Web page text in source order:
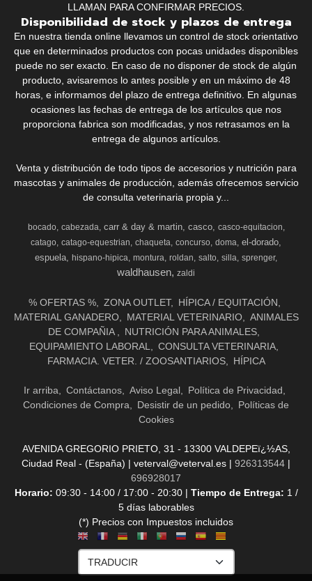
LLAMAN PARA CONFIRMAR PRECIOS.
Disponibilidad de stock y plazos de entrega
En nuestra tienda online llevamos un control de stock orientativo
que en determinados productos con pocas unidades disponibles
puede no ser exacto. En caso de no disponer de stock de algún
producto, avisaremos lo antes posible y en un máximo de 48
horas, e informamos del plazo de entrega definitivo. En algunas
ocasiones las fechas de entrega de los artículos que nos
proporciona fabrica son modificadas, y nos retrasamos en la
entrega de algunos artículos.
Venta y distribución de todo tipos de accesorios y nutrición para
mascotas y animales de producción, además ofrecemos servicio
de consulta veterinaria propia y...
bocado cabezada carr & day & martin casco
casco-equitacion
catago catago-equestrian chaqueta concurso doma el-dorado
espuela hispano-hipica montura roldan salto silla sprenger
waldhausen zaldi
% OFERTAS % ZONA OUTLET
HÍPICA / EQUITACIÓN
MATERIAL GANADERO
MATERIAL VETERINARIO
ANIMALES
DE COMPAÑIA
NUTRICIÓN PARA ANIMALES
EQUIPAMIENTO LABORAL
CONSULTA VETERINARIA
FARMACIA. VETER. / ZOOSANTIARIOS
HÍPICA
Ir arriba Contáctanos Aviso Legal
Política de Privacidad
Condiciones de Compra
Desistir de un pedido
Políticas de
Cookies
AVENIDA GREGORIO PRIETO, 31 - 13300 VALDEPEï¿½AS,
Ciudad Real - (España) | veterval@veterval.es | 926313544 |
696928017
Horario: 09:30 - 14:00 / 17:00 - 20:30 | Tiempo de Entrega: 1 /
5 días laborables
(*) Precios con Impuestos incluidos